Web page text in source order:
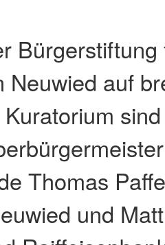
Neuwied auf
Thomas
und